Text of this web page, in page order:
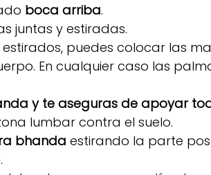
boca arriba.
juntas y estiradas.
puedes colocar las
En cualquier caso las
y te aseguras de apoyar
lumbar contra el suelo.
bhanda estirando la parte